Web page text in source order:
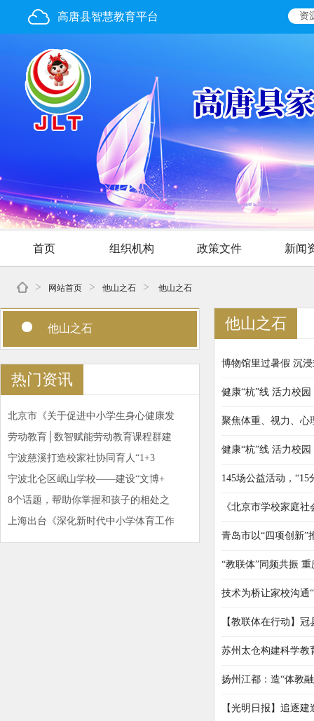
高唐县智慧教育平台 资
首页 组织机构 政策文件 新闻
> 网站首页 > 他山之石 > 他山之石
他山之石
热门资讯
北京市《关于促进中小学生身心健康发
劳动教育│数智赋能劳动教育课程群建
宁波慈溪打造校家社协同育人“1+3
宁波北仑区岷山学校——建设“文博+
8个话题，帮助你掌握和孩子的相处之
上海出台《深化新时代中小学体育工作
他山之石
博物馆里过暑假 沉
健康“杭”线 活力校
聚焦体重、视力、心
健康“杭”线 活力校
145场公益活动，
《北京市学校家庭
青岛市以“四项创新”
“教联体”同频共振
技术为桥让家校沟通
【教联体在行动】
苏州太仓构建科学教
扬州江都：造“体教
【光明日报】追逐